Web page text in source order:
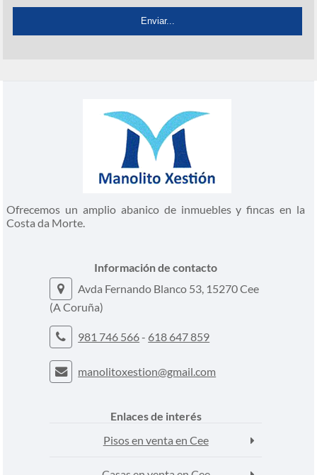
Ofrecemos un amplio abanico de inmuebles y fincas en la
Costa da Morte.
Información de contacto
Avda Fernando Blanco 53, 15270 Cee
(A Coruña)
981 746 566- 618 647 859
manolitoxestion@gmail.com
Enlaces de interés
Pisos en venta en Cee